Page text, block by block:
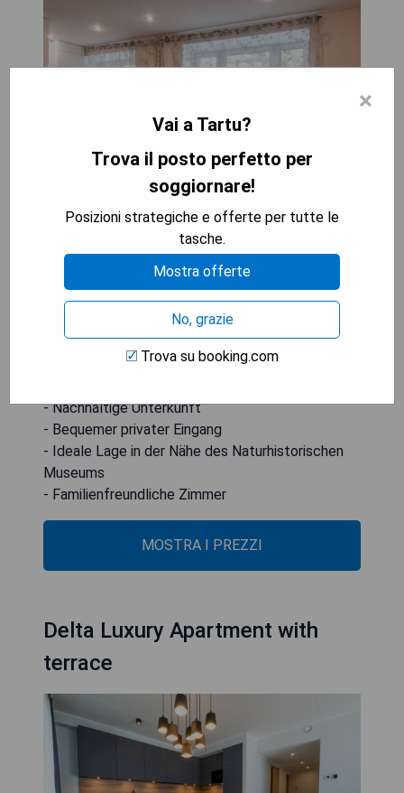
Umgeben von Ausblicken auf die Stadt bietet das
Tiigi Bibliotheca, parking Tartu Home, eine
nachhaltige Unterkunft in Tartu, die
umweltfreundliches Wohnen nahe dem
Naturhistorischen Museum der Universität Tartu
ermöglicht. Die Wohnung verfügt über einen
privaten Eingang und Familienzimmer.
- Nachhaltige Unterkunft
- Bequemer privater Eingang
- Ideale Lage in der Nähe des Naturhistorischen
Museums
- Familienfreundliche Zimmer
MOSTRA I PREZZI
Delta Luxury Apartment with
terrace
×
Vai a Tartu?
Trova il posto perfetto per
soggiornare!
Posizioni strategiche e offerte per tutte le
tasche.
Mostra offerte
No, grazie
Trova su booking.com